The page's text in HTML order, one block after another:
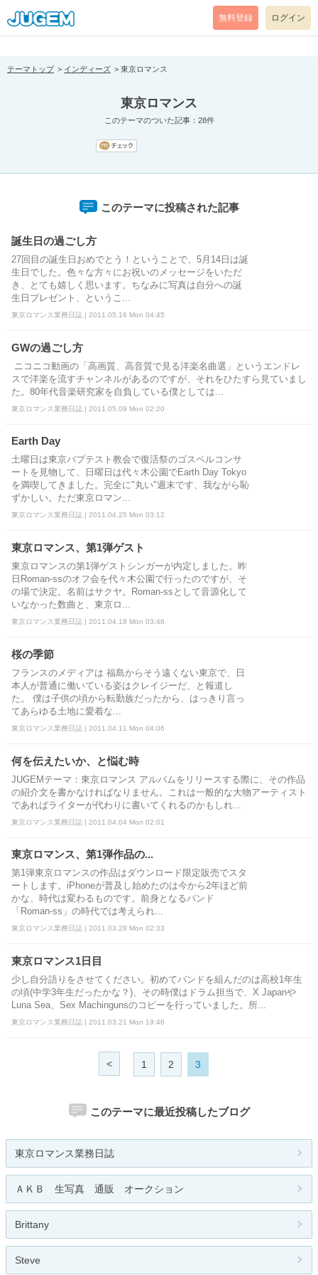
[pear_error: message="Success" code=0 mode=return level=notice
prefix="" info=""]
無料登録 ログイン
テーマトップ インディーズ 東京ロマンス
東京ロマンス
このテーマのついた記事：28件
このテーマに投稿された記事
誕生日の過ごし方
27回目の誕生日おめでとう！ということで、5月14日は誕
生日でした。色々な方々にお祝いのメッセージをいただ
き、とても嬉しく思います。ちなみに写真は自分への誕
生日プレゼント、というこ...
東京ロマンス業務日誌 | 2011.05.16 Mon 04:45
GWの過ごし方
ニコニコ動画の「高画質、高音質で見る洋楽名曲選」というエンドレ
スで洋楽を流すチャンネルがあるのですが、それをひたすら見ていまし
た。80年代音楽研究家を自負している僕としては...
東京ロマンス業務日誌 | 2011.05.09 Mon 02:20
Earth Day
土曜日は東京バプテスト教会で復活祭のゴスペルコンサ
ートを見物して、日曜日は代々木公園でEarth Day Tokyo
を満喫してきました。完全に"丸い"週末です、我ながら恥
ずかしい。ただ東京ロマン...
東京ロマンス業務日誌 | 2011.04.25 Mon 03:12
東京ロマンス、第1弾ゲスト
東京ロマンスの第1弾ゲストシンガーが内定しました。昨
日Roman-ssのオフ会を代々木公園で行ったのですが、そ
の場で決定。名前はサクヤ。Roman-ssとして音源化して
いなかった数曲と、東京ロ...
東京ロマンス業務日誌 | 2011.04.18 Mon 03:46
桜の季節
フランスのメディアは 福島からそう遠くない東京で、日
本人が普通に働いている姿はクレイジーだ、と報道し
た。 僕は子供の頃から転勤族だったから、はっきり言っ
てあらゆる土地に愛着な...
東京ロマンス業務日誌 | 2011.04.11 Mon 04:06
何を伝えたいか、と悩む時
JUGEMテーマ：東京ロマンス アルバムをリリースする際に、その作品
の紹介文を書かなければなりません。これは一般的な大物アーティスト
であればライターが代わりに書いてくれるのかもしれ...
東京ロマンス業務日誌 | 2011.04.04 Mon 02:01
東京ロマンス、第1弾作品の...
第1弾東京ロマンスの作品はダウンロード限定販売でスタ
ートします。iPhoneが普及し始めたのは今から2年ほど前
かな、時代は変わるものです。前身となるバンド
「Roman-ss」の時代では考えられ...
東京ロマンス業務日誌 | 2011.03.28 Mon 02:33
東京ロマンス1日目
少し自分語りをさせてください。初めてバンドを組んだのは高校1年生
の頃(中学3年生だったかな？)、その時僕はドラム担当で、X Japanや
Luna Sea、Sex Machingunsのコピーを行っていました。所...
東京ロマンス業務日誌 | 2011.03.21 Mon 19:48
< 1 2 3
このテーマに最近投稿したブログ
東京ロマンス業務日誌
ＡＫＢ 生写真 通販 オークション
Brittany
Steve